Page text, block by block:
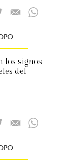
los signos
del